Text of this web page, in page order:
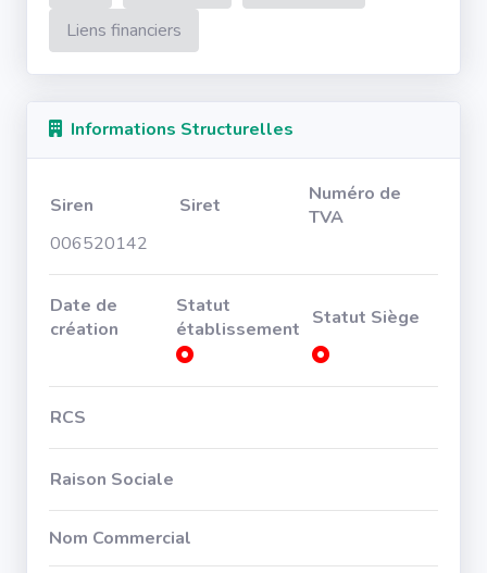
Liens financiers
Informations Structurelles
Siren Siret
Numéro de
TVA
006520142
Date de
création
Statut
établissement Statut Siège
RCS
Raison Sociale
Nom Commercial